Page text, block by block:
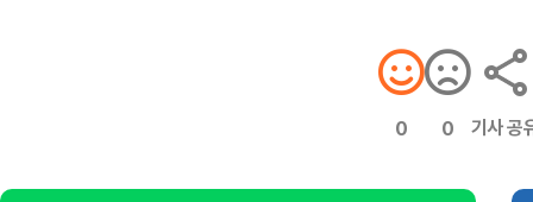
0 0 기사 공